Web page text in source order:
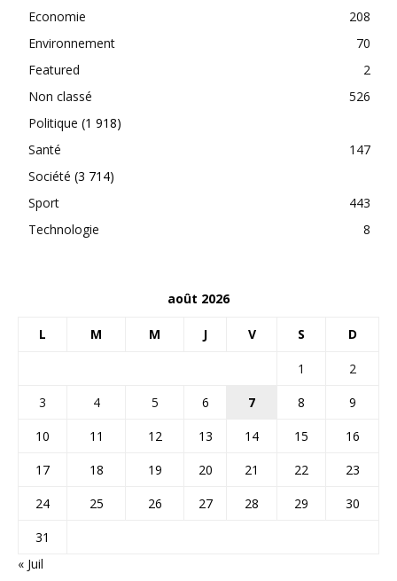
Economie
208
Environnement
70
Featured
2
Non classé
526
Politique (1 918)
Santé
147
Société (3 714)
Sport
443
Technologie
8
août 2026
L M M J V S D
1
2
3
4 5 6 7 8
9
10
11 12 13 14 15
16
17
18 19 20 21 22
23
24
25 26 27 28 29
30
31
« Juil